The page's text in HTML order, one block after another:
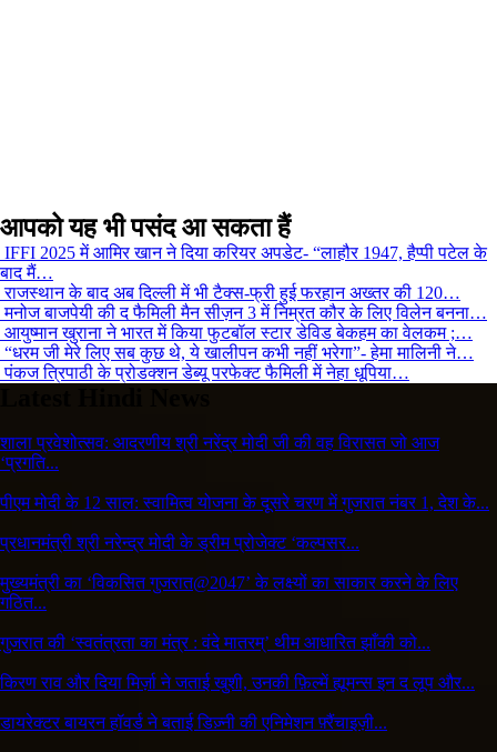
आपको यह भी पसंद आ सकता हैं
IFFI 2025 में आमिर खान ने दिया करियर अपडेट- “लाहौर 1947, हैप्पी पटेल के
बाद मैं…
राजस्थान के बाद अब दिल्ली में भी टैक्स-फ्री हुई फरहान अख्तर की 120…
मनोज बाजपेयी की द फैमिली मैन सीज़न 3 में निम्रत कौर के लिए विलेन बनना…
आयुष्मान खुराना ने भारत में किया फुटबॉल स्टार डेविड बेकहम का वेलकम ;…
“धरम जी मेरे लिए सब कुछ थे, ये खालीपन कभी नहीं भरेगा”- हेमा मालिनी ने…
पंकज त्रिपाठी के प्रोडक्शन डेब्यू परफेक्ट फैमिली में नेहा धूपिया…
शाला प्रवेशोत्सव: आदरणीय श्री नरेंद्र मोदी जी की वह विरासत जो आज
‘प्रगति...
पीएम मोदी के 12 साल: स्वामित्व योजना के दूसरे चरण में गुजरात नंबर 1, देश के...
प्रधानमंत्री श्री नरेन्द्र मोदी के ड्रीम प्रोजेक्ट ‘कल्पसर...
मुख्यमंत्री का ‘विकसित गुजरात@2047’ के लक्ष्यों का साकार करने के लिए
गठित...
गुजरात की ‘स्वतंत्रता का मंत्र : वंदे मातरम्’ थीम आधारित झाँकी को...
किरण राव और दिया मिर्ज़ा ने जताई खुशी, उनकी फ़िल्में ह्यूमन्स इन द लूप और...
डायरेक्टर बायरन हॉवर्ड ने बताई डिज़्नी की एनिमेशन फ़्रैंचाइज़ी...